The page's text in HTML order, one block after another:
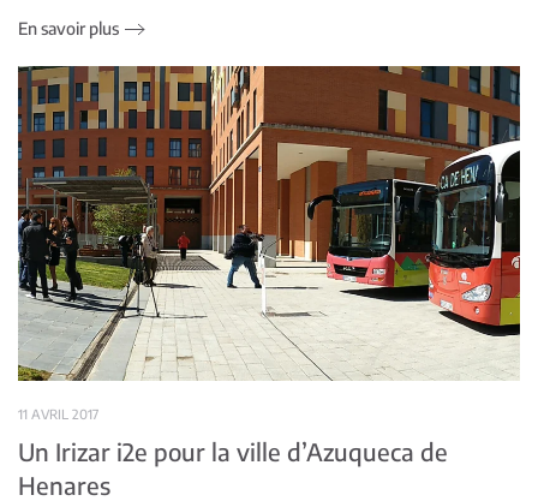
En savoir plus
11 AVRIL 2017
Un Irizar i2e pour la ville d’Azuqueca de
Henares